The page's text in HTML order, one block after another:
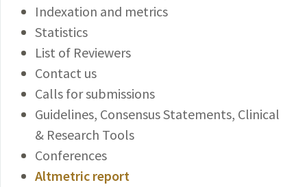
Indexation and metrics
Statistics
List of Reviewers
Contact us
Calls for submissions
Guidelines, Consensus Statements, Clinical
& Research Tools
Conferences
Altmetric report